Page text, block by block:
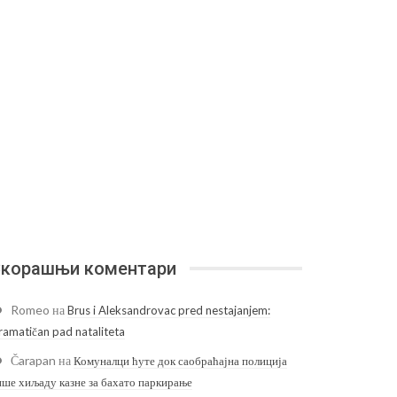
коментари
Romeo наBrus i Aleksandrovac pred nestajanjem:
pad nataliteta
Čarapan наКомуналци ћуте док саобраћајна полиција
хиљаду казне за бахато паркирање